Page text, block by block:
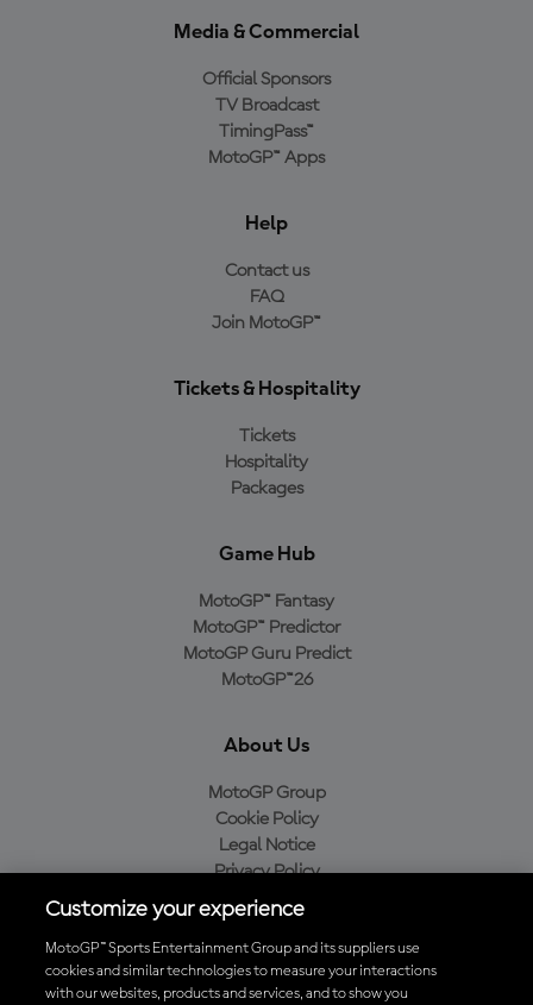
Media & Commercial
Official Sponsors
TV Broadcast
TimingPass™
MotoGP™ Apps
Help
Contact us
FAQ
Join MotoGP™
Tickets & Hospitality
Tickets
Hospitality
Packages
Game Hub
MotoGP™ Fantasy
MotoGP™ Predictor
MotoGP Guru Predict
MotoGP™26
About Us
MotoGP Group
Cookie Policy
Legal Notice
Privacy Policy
Purchase Policy
Baixe o aplicativo oficial da MotoGP™
Customize your experience
MotoGP™ Sports Entertainment Group and its suppliers use
cookies and similar technologies to measure your interactions
with our websites, products and services, and to show you